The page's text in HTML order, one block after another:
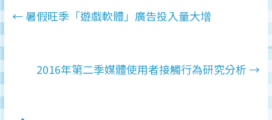
←暑假旺季「遊戲軟體」廣告投入量大增
2016年第二季媒體使用者接觸行為研究分析→